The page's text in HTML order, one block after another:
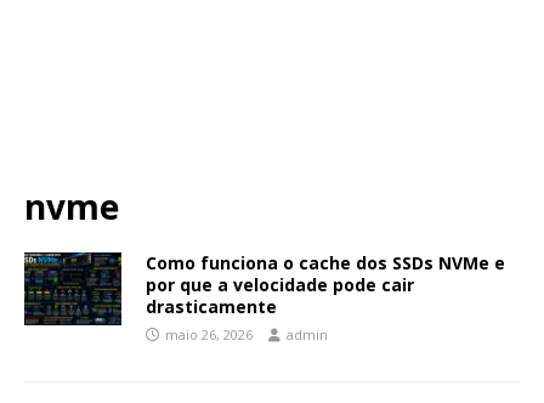
nvme
Como funciona o cache dos SSDs NVMe e
por que a velocidade pode cair
drasticamente
maio 26, 2026 admin